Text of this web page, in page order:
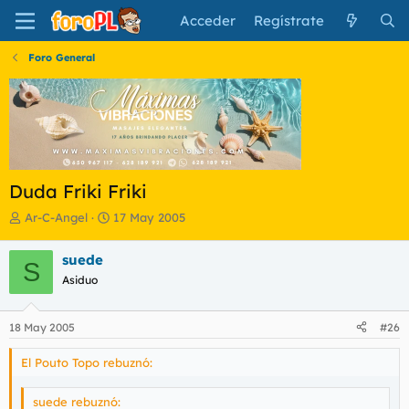
Acceder Regístrate
Foro General
Duda Friki Friki
I
i
c
i
a
d
o
r
d
Ar-C-Angel
F
e
n
i
i
17 May 2005
S suede
Asiduo
18 May 2005 #26
El Pouto Topo rebuznó:
suede rebuznó: